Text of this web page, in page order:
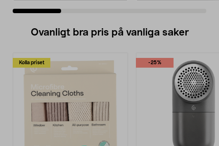
Ovanligt bra pris på vanliga saker
Kolla priset -25%